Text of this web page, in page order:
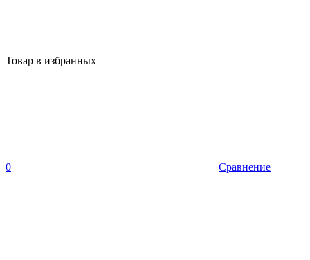
Товар в избранных
0 Сравнение